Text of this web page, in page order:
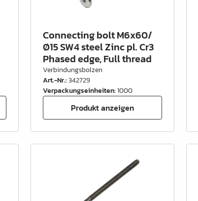
Connecting bolt M6x60/
Ø15 SW4 steel Zinc pl. Cr3
Phased edge, Full thread
Verbindungsbolzen
Art.-Nr.:342729
Verpackungseinheiten:1000
Produkt anzeigen